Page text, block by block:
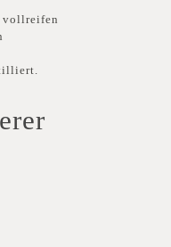
vollreifen